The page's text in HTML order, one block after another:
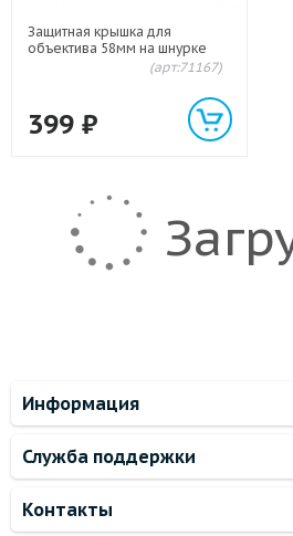
Защитная крышка для
объектива 58мм на шнурке
(арт:71167)
399 ₽
Информация
Служба поддержки
Контакты